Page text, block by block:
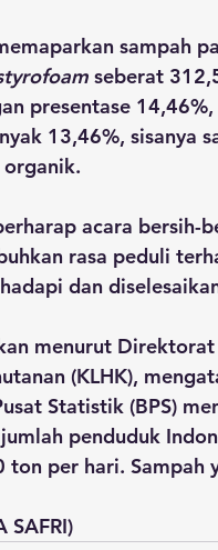
sampah
seberat
presentase
13,46%, sisanya
organik.
acara bersih-
rasa peduli
dan
menurut
(KLHK),
Statistik (BPS)
penduduk
ton per hari. Sampah
SAFRI)